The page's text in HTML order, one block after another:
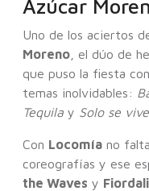
Azúcar
Uno de los aciertos
Moreno , el dúo de
que puso la fiesta
temas inolvidables:
Tequila y Solo se
Con Locomía no
coreografías y ese
the Waves y